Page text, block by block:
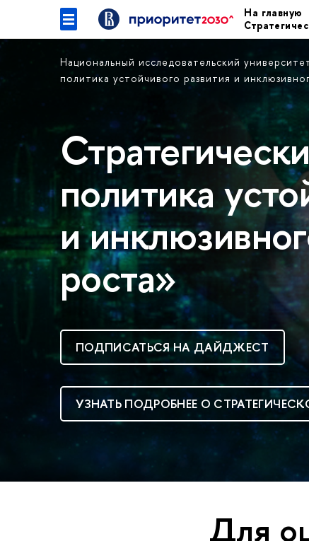
На главную
Национальный исследовательский
политика устойчивого развития и
политика
и
роста»
ПОДПИСАТЬСЯ НА ДАЙДЖЕСТ
УЗНАТЬ ПОДРОБНЕЕ О
Для